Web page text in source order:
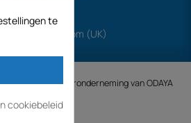
Portugal (PT)
United Kingdom (UK)
is een dochteronderneming van ODAYA
te
cookiebeleid